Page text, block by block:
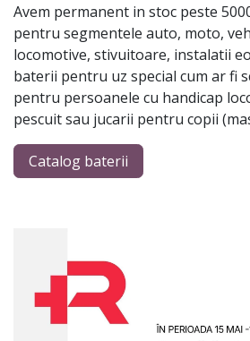
Avem permanent in stoc peste
pentru segmentele auto, moto,
locomotive, stivuitoare, instalatii
baterii pentru uz special cum ar fi
pentru persoanele cu handicap
pescuit sau jucarii pentru copii
Catalog baterii